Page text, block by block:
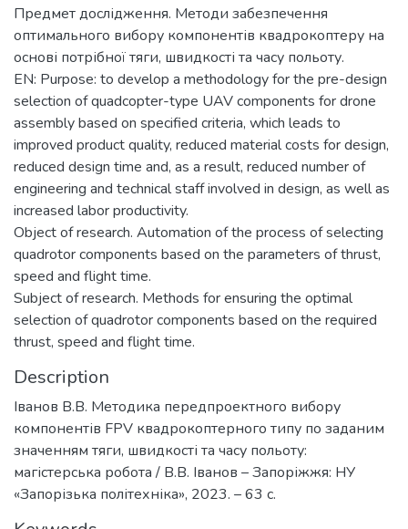
Предмет дослідження. Методи забезпечення
оптимального вибору компонентів квадрокоптеру на
основі потрібної тяги, швидкості та часу польоту.
EN: Purpose: to develop a methodology for the pre-design
selection of quadcopter-type UAV components for drone
assembly based on specified criteria, which leads to
improved product quality, reduced material costs for design,
reduced design time and, as a result, reduced number of
engineering and technical staff involved in design, as well as
increased labor productivity.
Object of research. Automation of the process of selecting
quadrotor components based on the parameters of thrust,
speed and flight time.
Subject of research. Methods for ensuring the optimal
selection of quadrotor components based on the required
thrust, speed and flight time.
Description
Іванов В.В. Методика передпроектного вибору
компонентів FPV квадрокоптерного типу по заданим
значенням тяги, швидкості та часу польоту:
магістерська робота / В.В. Іванов – Запоріжжя: НУ
«Запорізька політехніка», 2023. – 63 с.